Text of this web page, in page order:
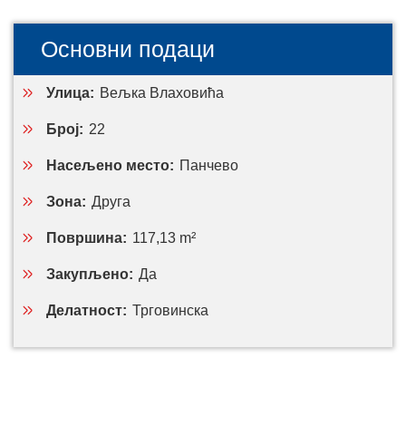
Основни подаци
Улица: Вељка Влаховића
Број: 22
Насељено место: Панчево
Зона: Друга
Површина: 117,13 m²
Закупљено: Да
Делатност: Трговинска